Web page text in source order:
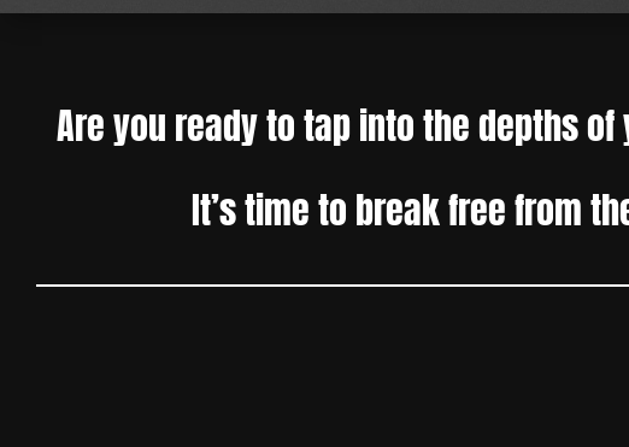
Are you ready to tap into the depths
It’s time to break free from